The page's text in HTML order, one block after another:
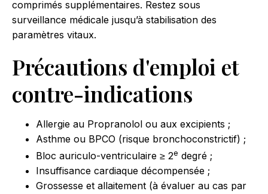
comprimés supplémentaires. Restez sous
surveillance médicale jusqu’à stabilisation des
paramètres vitaux.
Précautions d'emploi et
contre-indications
Allergie au Propranolol ou aux excipients ;
Asthme ou BPCO (risque bronchoconstrictif) ;
Bloc auriculo-ventriculaire ≥ 2e degré ;
Insuffisance cardiaque décompensée ;
Grossesse et allaitement (à évaluer au cas par